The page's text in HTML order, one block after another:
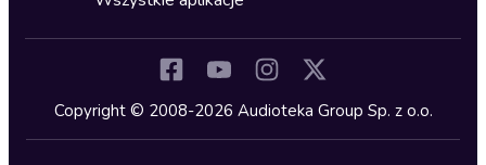
Kryminały
Lektury szkolne
Copyright © 2008-2026 Audioteka Group Sp. z o.o.